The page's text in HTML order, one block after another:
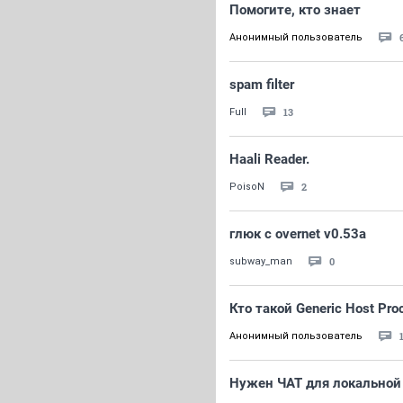
Помогите, кто знает
Анонимный пользователь
spam filter
Full 13
Haali Reader.
PoisoN 2
глюк с overnet v0.53a
subway_man 0
Кто такой Generic Host
Анонимный пользователь 1
Нужен ЧАТ для локальной